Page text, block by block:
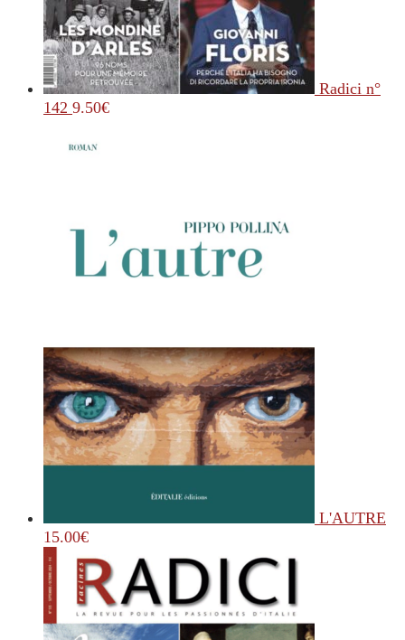
Radici n°
142 9.50€
L'AUTRE
15.00€